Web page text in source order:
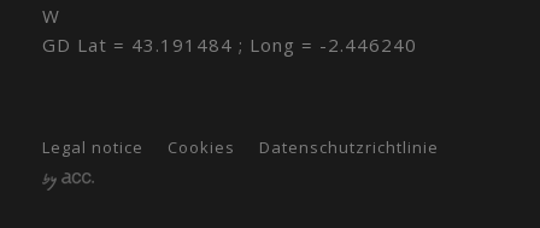
W
GD Lat = 43.191484 ; Long = -2.446240
Legal notice Cookies Datenschutzrichtlinie